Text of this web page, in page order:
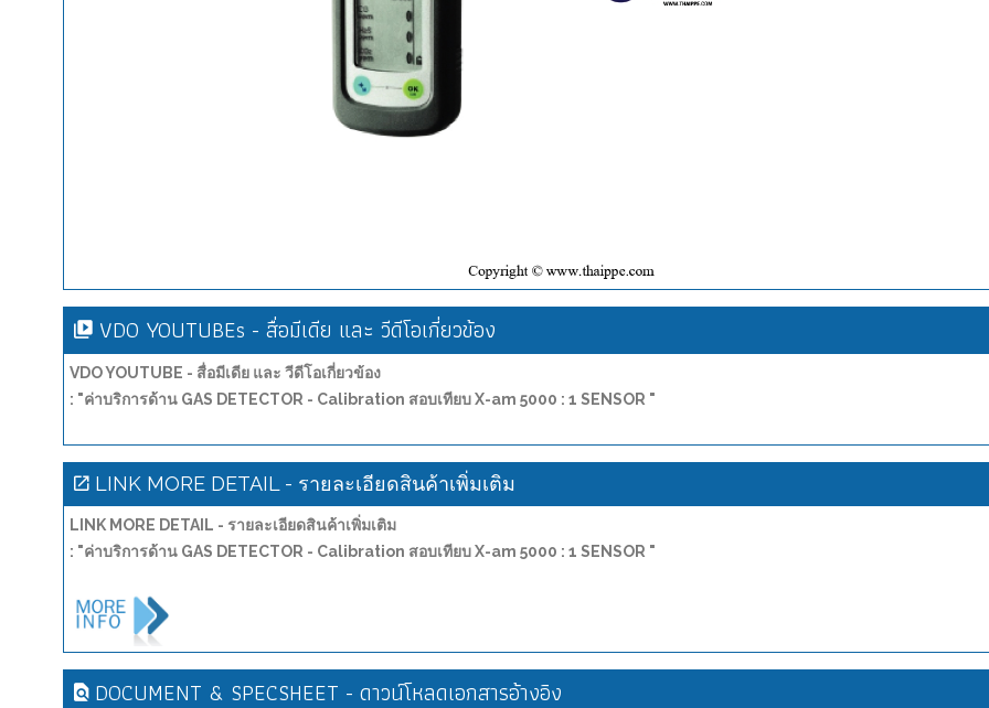
VDO YOUTUBEs - สื่อมีเดีย และ วีดีโอเกี่ยวข้อง
VDO YOUTUBE - สื่อมีเดีย และ วีดีโอเกี่ยวข้อง
: "ค่าบริการด้าน GAS DETECTOR - Calibration สอบเทียบ X-am 5000 : 1 SENSOR "
LINK MORE DETAIL - รายละเอียดสินค้าเพิ่มเติม
LINK MORE DETAIL - รายละเอียดสินค้าเพิ่มเติม
: "ค่าบริการด้าน GAS DETECTOR - Calibration สอบเทียบ X-am 5000 : 1 SENSOR "
DOCUMENT & SPECSHEET - ดาวน์โหลดเอกสารอ้างอิง